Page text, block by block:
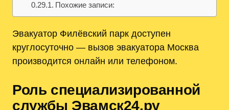
Похожие записи:
Эвакуатор Филёвский парк доступен
круглосуточно — вызов эвакуатора Москва
производится онлайн или телефоном.
Роль специализированной
службы Эвамск24.ру